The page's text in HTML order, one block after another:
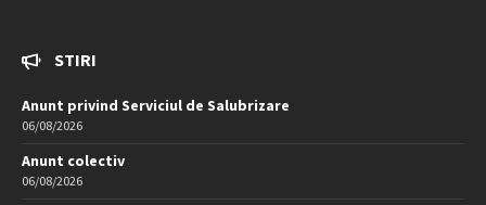
STIRI
Anunt privind Serviciul de Salubrizare
06/08/2026
Anunt colectiv
06/08/2026